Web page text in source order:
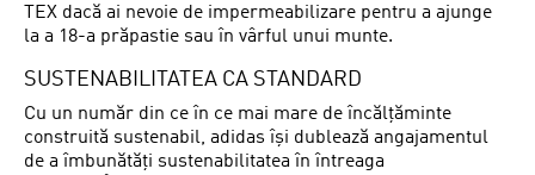
TEX dacă ai nevoie de impermeabilizare pentru a ajunge
la a 18-a prăpastie sau în vârful unui munte.
SUSTENABILITATEA CA STANDARD
Cu un număr din ce în ce mai mare de încălțăminte
construită sustenabil, adidas își dublează angajamentul
de a îmbunătăți sustenabilitatea în întreaga